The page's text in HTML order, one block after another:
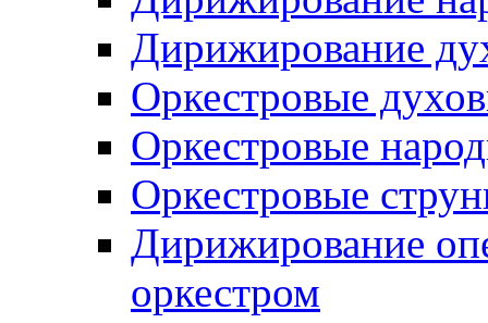
Дирижирование
Оркестровые
Оркестровые
Оркестровые
Дирижирование
оркестром